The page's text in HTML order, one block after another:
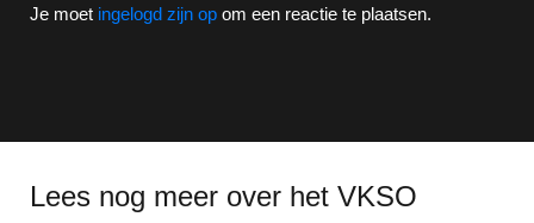
Je moet ingelogd zijn op om een reactie te plaatsen.
Lees nog meer over het VKSO